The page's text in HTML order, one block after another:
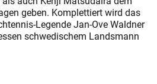
geben. Komplettiert wird das
Legende Jan-Ove Waldner
schwedischem Landsmann